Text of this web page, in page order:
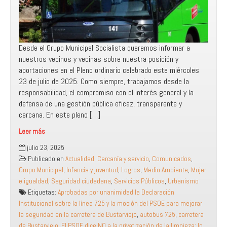
de
unidad
Desde el Grupo Municipal Socialista queremos informar a
nuestros vecinos y vecinas sobre nuestra posición y
aportaciones en el Pleno ordinario celebrado este miércoles
23 de julio de 2025. Como siempre, trabajamos desde la
responsabilidad, el compromiso con el interés general y la
defensa de una gestión pública eficaz, transparente y
cercana. En este pleno […]
Leer más
Aprobadas
por
unanimidad
la
Declaración
Institucional
sobre
la
julio 23, 2025
Publicado en Actualidad, Cercanía y servicio, Comunicados,
Grupo Municipal, Infancia y juventud, Logros, Medio Ambiente, Mujer
e igualdad, Seguridad ciudadana, Servicios Públicos, Urbanismo
Etiquetas: Aprobadas por unanimidad la Declaración
Institucional sobre la línea 725 y la moción del PSOE para mejorar
la seguridad en la carretera de Bustarviejo, autobus 725, carretera